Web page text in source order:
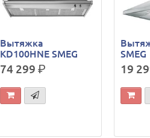
Вытяжка
KD100HNE SMEG
74 299р.
SMEG
19